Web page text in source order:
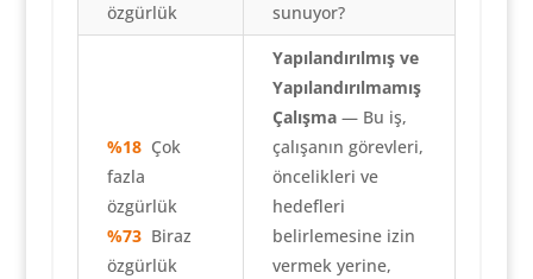
özgürlük
sunuyor?
%18Çok
fazla
özgürlük
%73Biraz
özgürlük
Yapılandırılmış ve
Yapılandırılmamış
Çalışma— Bu iş,
çalışanın görevleri,
öncelikleri ve
hedefleri
belirlemesine izin
vermek yerine,